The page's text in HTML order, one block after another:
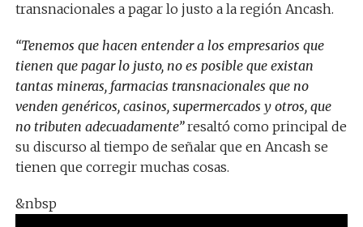
transnacionales a pagar lo justo a la región Ancash.
“Tenemos que hacen entender a los empresarios que
tienen que pagar lo justo, no es posible que existan
tantas mineras, farmacias transnacionales que no
venden genéricos, casinos, supermercados y otros, que
no tributen adecuadamente”resaltó como principal de
su discurso al tiempo de señalar que en Ancash se
tienen que corregir muchas cosas.
&nbsp